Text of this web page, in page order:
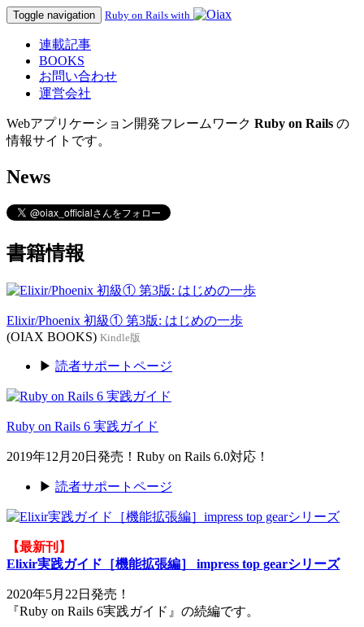
Toggle navigation Ruby on Rails with
連載記事
BOOKS
お問い合わせ
運営会社
Webアプリケーション開発フレームワーク Ruby on Rails の
情報サイトです。
News
書籍情報
Elixir/Phoenix 初級① 第3版: はじめの一歩
(OIAX BOOKS) Kindle版
▶ 読者サポートページ
Ruby on Rails 6 実践ガイド
2019年12月20日発売！Ruby on Rails 6.0対応！
▶ 読者サポートページ
【最新刊】
Elixir実践ガイド［機能拡張編］ impress top gearシリーズ
2020年5月22日発売！
『Ruby on Rails 6実践ガイド』の続編です。